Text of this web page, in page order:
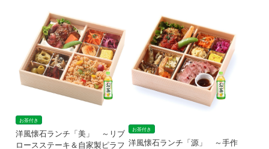
お茶付き
洋風懐石ランチ「美」 ～リブ
ロースステーキ＆自家製ピラフ
お茶付き
洋風懐石ランチ「源」 ～手作